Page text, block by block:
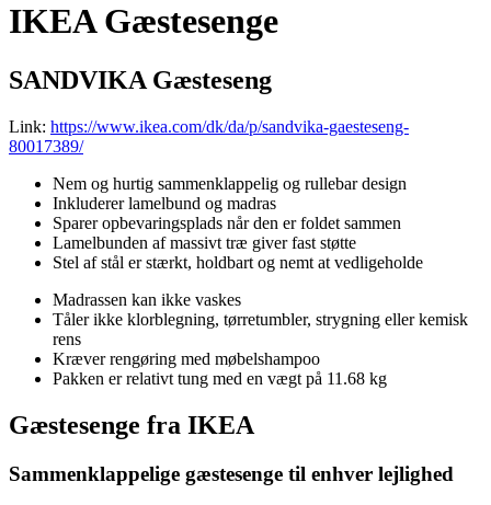
IKEA Gæstesenge
SANDVIKA Gæsteseng
Link: https://www.ikea.com/dk/da/p/sandvika-gaesteseng-
80017389/
Nem og hurtig sammenklappelig og rullebar design
Inkluderer lamelbund og madras
Sparer opbevaringsplads når den er foldet sammen
Lamelbunden af massivt træ giver fast støtte
Stel af stål er stærkt, holdbart og nemt at vedligeholde
Madrassen kan ikke vaskes
Tåler ikke klorblegning, tørretumbler, strygning eller kemisk
rens
Kræver rengøring med møbelshampoo
Pakken er relativt tung med en vægt på 11.68 kg
Gæstesenge fra IKEA
Sammenklappelige gæstesenge til enhver lejlighed